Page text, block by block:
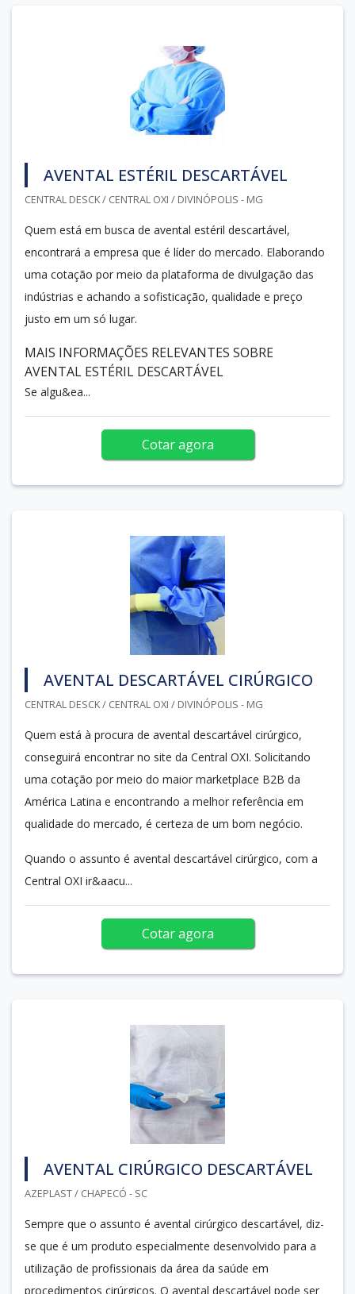
AVENTAL ESTÉRIL DESCARTÁVEL
CENTRAL DESCK / CENTRAL OXI / DIVINÓPOLIS - MG
Quem está em busca de avental estéril descartável,
encontrará a empresa que é líder do mercado. Elaborando
uma cotação por meio da plataforma de divulgação das
indústrias e achando a sofisticação, qualidade e preço
justo em um só lugar.
MAIS INFORMAÇÕES RELEVANTES SOBRE
AVENTAL ESTÉRIL DESCARTÁVEL
Se algu&ea...
Cotar agora
AVENTAL DESCARTÁVEL CIRÚRGICO
CENTRAL DESCK / CENTRAL OXI / DIVINÓPOLIS - MG
Quem está à procura de avental descartável cirúrgico,
conseguirá encontrar no site da Central OXI. Solicitando
uma cotação por meio do maior marketplace B2B da
América Latina e encontrando a melhor referência em
qualidade do mercado, é certeza de um bom negócio.
Quando o assunto é avental descartável cirúrgico, com a
Central OXI ir&aacu...
Cotar agora
AVENTAL CIRÚRGICO DESCARTÁVEL
AZEPLAST / CHAPECÓ - SC
Sempre que o assunto é avental cirúrgico descartável, diz-
se que é um produto especialmente desenvolvido para a
utilização de profissionais da área da saúde em
procedimentos cirúrgicos. O avental descartável pode ser